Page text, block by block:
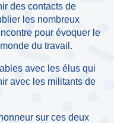
des contacts de
les nombreux
pour évoquer le
du travail.
avec les élus qui
avec les militants de
sur ces deux